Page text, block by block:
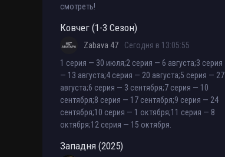
смотреть!
Ковчег (1-3 Сезон)
Zabava 47
Сегодня в 13:05:55
1 серия — 30 июля;2 серия — 6 августа;3 серия
— 13 августа;4 серия — 20 августа;5 серия — 27
августа;6 серия — 3 сентября;7 серия — 10
сентября;8 серия — 17 сентября;9 серия — 24
сентября;10 серия — 1 октября;11 серия — 8
октября;12 серия — 15 октября.
Западня (2025)